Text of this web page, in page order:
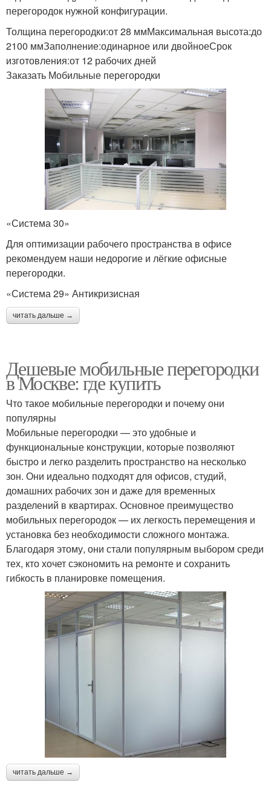
перегородок нужной конфигурации.
Толщина перегородки:от 28 ммМаксимальная высота:до
2100 ммЗаполнение:одинарное или двойноеСрок
изготовления:от 12 рабочих дней
Заказать Мобильные перегородки
«Система 30»
Для оптимизации рабочего пространства в офисе
рекомендуем наши недорогие и лёгкие офисные
перегородки.
«Система 29» Антикризисная
читать дальше →
Дешевые мобильные перегородки
в Москве: где купить
Что такое мобильные перегородки и почему они
популярны
Мобильные перегородки — это удобные и
функциональные конструкции, которые позволяют
быстро и легко разделить пространство на несколько
зон. Они идеально подходят для офисов, студий,
домашних рабочих зон и даже для временных
разделений в квартирах. Основное преимущество
мобильных перегородок — их легкость перемещения и
установка без необходимости сложного монтажа.
Благодаря этому, они стали популярным выбором среди
тех, кто хочет сэкономить на ремонте и сохранить
гибкость в планировке помещения.
читать дальше →